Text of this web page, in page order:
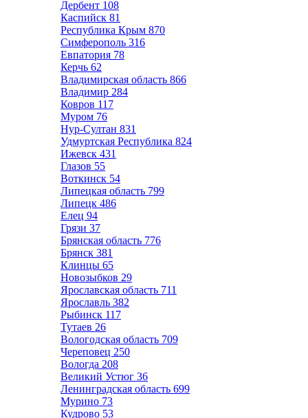
Дербент 108
Каспийск 81
Республика Крым 870
Симферополь 316
Евпатория 78
Керчь 62
Владимирская область 866
Владимир 284
Ковров 117
Муром 76
Нур-Султан 831
Удмуртская Республика 824
Ижевск 431
Глазов 55
Воткинск 54
Липецкая область 799
Липецк 486
Елец 94
Грязи 37
Брянская область 776
Брянск 381
Клинцы 65
Новозыбков 29
Ярославская область 711
Ярославль 382
Рыбинск 117
Тутаев 26
Вологодская область 709
Череповец 250
Вологда 208
Великий Устюг 36
Ленинградская область 699
Мурино 73
Кудрово 53